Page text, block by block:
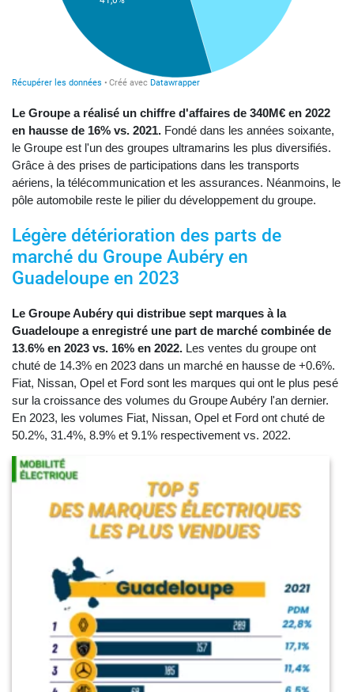
Le Groupe a réalisé un chiffre d'affaires de 340M€ en 2022
en hausse de 16% vs. 2021. Fondé dans les années soixante,
le Groupe est l'un des groupes ultramarins les plus diversifiés.
Grâce à des prises de participations dans les transports
aériens, la télécommunication et les assurances. Néanmoins, le
pôle automobile reste le pilier du développement du groupe.
Légère détérioration des parts de
marché du Groupe Aubéry en
Guadeloupe en 2023
Le Groupe Aubéry qui distribue sept marques à la
Guadeloupe a enregistré une part de marché combinée de
13.6% en 2023 vs. 16% en 2022. Les ventes du groupe ont
chuté de 14.3% en 2023 dans un marché en hausse de +0.6%.
Fiat, Nissan, Opel et Ford sont les marques qui ont le plus pesé
sur la croissance des volumes du Groupe Aubéry l'an dernier.
En 2023, les volumes Fiat, Nissan, Opel et Ford ont chuté de
50.2%, 31.4%, 8.9% et 9.1% respectivement vs. 2022.